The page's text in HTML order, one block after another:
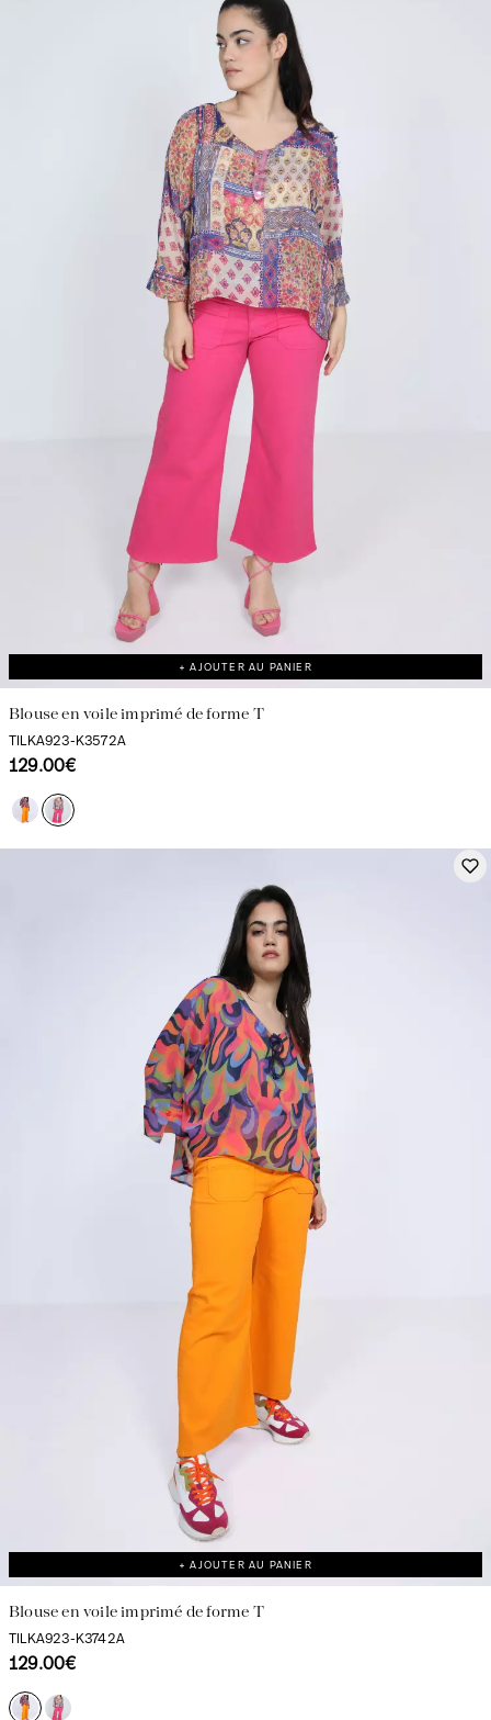
+ AJOUTER AU PANIER
Blouse en voile imprimé de forme T
TILKA923-K3572A
129.00€
+ AJOUTER AU PANIER
Blouse en voile imprimé de forme T
TILKA923-K3742A
129.00€